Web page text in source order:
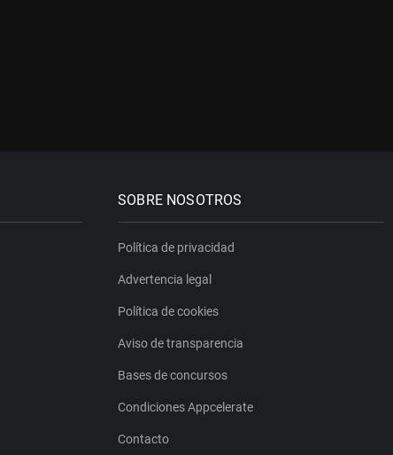
SOBRE NOSOTROS
Política de privacidad
Advertencia legal
Política de cookies
Aviso de transparencia
Bases de concursos
Condiciones Appcelerate
Contacto